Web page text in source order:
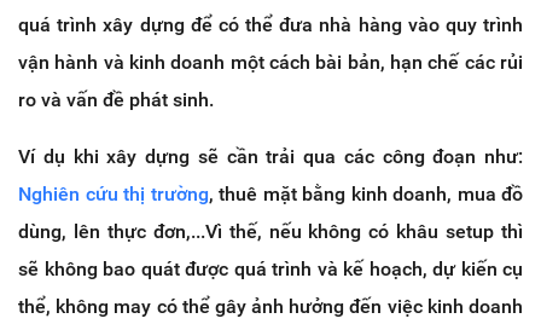
quá trình xây dựng để có thể đưa nhà hàng vào quy trình
vận hành và kinh doanh một cách bài bản, hạn chế các rủi
ro và vấn đề phát sinh.
Ví dụ khi xây dựng sẽ cần trải qua các công đoạn như:
Nghiên cứu thị trường, thuê mặt bằng kinh doanh, mua đồ
dùng, lên thực đơn,...Vì thế, nếu không có khâu setup thì
sẽ không bao quát được quá trình và kế hoạch, dự kiến cụ
thể, không may có thể gây ảnh hưởng đến việc kinh doanh